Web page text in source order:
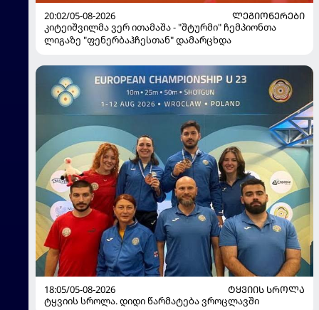
20:02/05-08-2026
ᲚᲔᲒᲘᲝᲜᲔᲠᲔᲑᲘ
კიტეიშვილმა ვერ ითამაშა - "შტურმი" ჩემპიონთა
ლიგაზე "ფენერბაჰჩესთან" დამარცხდა
18:05/05-08-2026
ᲢᲧᲕᲘᲘᲡ ᲡᲠᲝᲚᲐ
ტყვიის სროლა. დიდი წარმატება ვროცლავში